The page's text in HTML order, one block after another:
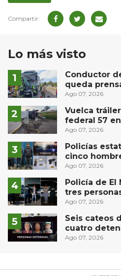
Lo más visto
Conductor
queda
materialista
Ago 07, 2026
Vuelca
federal 57
derrame de
Ago 07, 2026
Policías
cinco
Puebla capital
Ago 07, 2026
Policía de El
tres
narcóticos
Ago 07, 2026
Seis cateos
cuatro
dosis
Ago 07, 2026